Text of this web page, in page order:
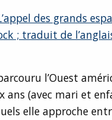
des grands
; traduit de
l’Ouest
ans (avec mari et
elle approche